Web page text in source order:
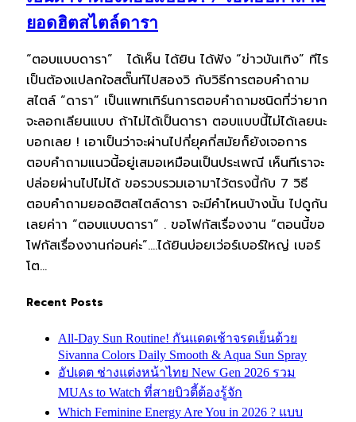
ยอดฮิตสไตล์ดารา
“ตอบแบบดารา” ได้เห็น ได้ยิน ได้ฟัง “ข่าวบันเทิง” ทีไร
เป็นต้องแปลกใจสตั๊นท์ไปสองวิ กับวิธีการตอบคำถาม
สไตล์ “ดารา” เป็นแพทเทิร์นการตอบคำถามชนิดที่ว่ายาก
จะลอกเลียนแบบ ถ้าไม่ได้เป็นดารา ตอบแบบนี้ไม่ได้เลยนะ
บอกเลย ! เอาเป็นว่าจะผ่านไปกี่ยุคกี่สมัยก็ยังเจอการ
ตอบคำถามแนวนี้อยู่เสมอเหมือนเป็นประเพณี เห็นทีเราจะ
ปล่อยผ่านไปไม่ได้ ขอรวบรวมเอามาไว้ตรงนี้กับ 7 วิธี
ตอบคำถามยอดฮิตสไตล์ดารา จะมีคำไหนบ้างนั้น ไปดูกัน
เลยค่าา “ตอบแบบดารา” . ขอโฟกัสเรื่องงาน “ตอนนี้ขอ
โฟกัสเรื่องงานก่อนค่ะ”….ได้ยินบ่อยเว่อร์เบอร์ใหญ่ เบอร์
โต…
Recent Posts
All-Day Sun Routine! กันแดดเช้าจรดเย็นด้วย
Sivanna Colors Daily Smooth & Aqua Sun Spray
อัปเดต ช่างแต่งหน้าไทย New Gen 2026 รวม
MUAs to Watch ที่สายบิวตี้ต้องรู้จัก
Which Feminine Energy Are You in 2026 ? แบบ